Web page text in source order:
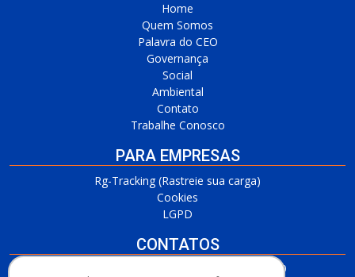
Home
Quem Somos
Palavra do CEO
Governança
Social
Ambiental
Contato
Trabalhe Conosco
PARA EMPRESAS
Rg-Tracking (Rastreie sua carga)
Cookies
LGPD
CONTATOS
(11) 3509-7700 / (11) 3509-4650